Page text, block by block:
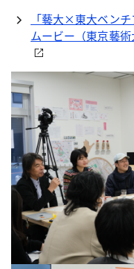
「藝大×東大ベン
ムービー（東京藝術